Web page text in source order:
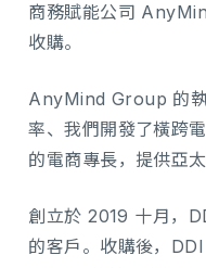
商務賦能公司
收購。
AnyMind Group 的執
率、我們開發了橫跨
的電商專長，提供亞
創立於 2019 十月，
的客戶。收購後，